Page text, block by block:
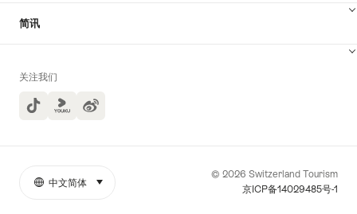
简讯
关注我们
TikTokYuoku
More
© 2026 Switzerland Tourism
京ICP备14029485号-1
中文简体 select (click to display)